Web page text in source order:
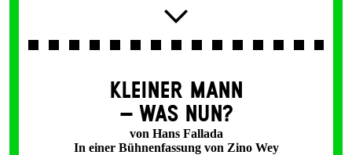
KLEINER MANN
– WAS NUN?
von Hans Fallada
In einer Bühnenfassung von Zino Wey